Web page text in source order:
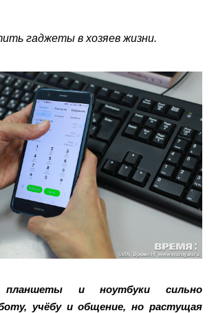
гаджеты в хозяев жизни.
и ноутбуки сильно
учёбу и общение, но растущая